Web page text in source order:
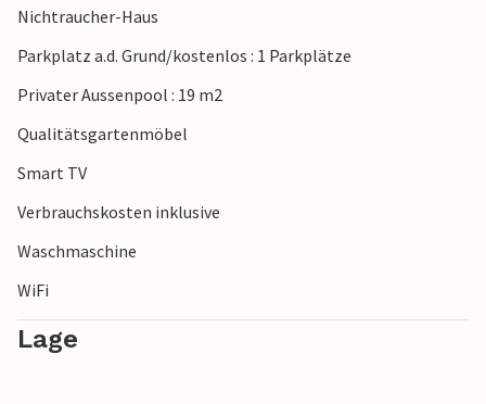
Bananenboot, Wasserski, Jetski oder Windsurfen.
Spazieren Sie am Abend durch die belebte Fußgängerzone,
verschiedene Bars befinden.
Ferienhaus mit privatem Pool.
Nichtraucher-Haus
Parkplatz a.d. Grund/kostenlos : 1 Parkplätze
Privater Aussenpool : 19 m2
Qualitätsgartenmöbel
Smart TV
Verbrauchskosten inklusive
Waschmaschine
WiFi
Lage